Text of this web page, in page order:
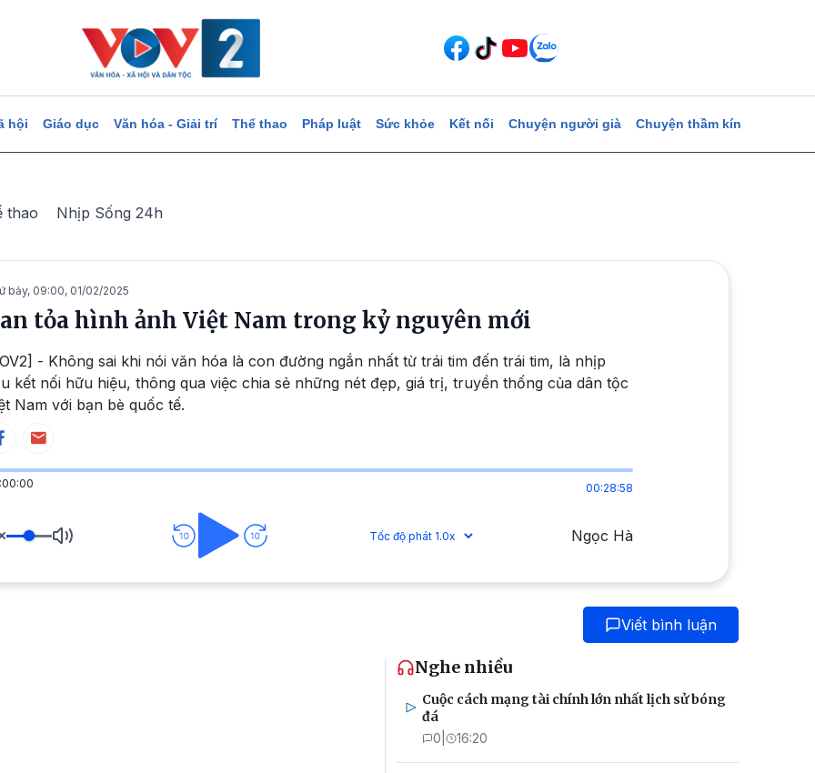
hội Giáo dục Văn hóa - Giải trí Thể thao Pháp luật Sức khỏe Kết nối Chuyện người già Chuyện thầm kín
thao Nhịp Sống 24h
bảy, 09:00, 01/02/2025
tỏa hình ảnh Việt Nam trong kỷ nguyên mới
- Không sai khi nói văn hóa là con đường ngắn nhất từ trái tim đến trái tim, là nhịp
kết nối hữu hiệu, thông qua việc chia sẻ những nét đẹp, giá trị, truyền thống của dân tộc
Nam với bạn bè quốc tế.
00:28:58
Ngọc Hà
Viết bình luận
Nghe nhiều
Cuộc cách mạng tài chính lớn nhất lịch sử bóng
đá
0 16:20